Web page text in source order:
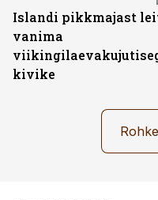
Islandi pikkmajast
vanima
kivike